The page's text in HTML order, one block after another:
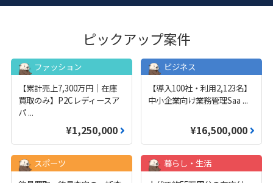
ピックアップ案件
ファッション
【累計売上7,300万円｜在庫
買取のみ】P2Cレディースア
パ ...
¥1,250,000
ビジネス
【導入100社・利用2,123名】
中小企業向け業務管理Saa ...
¥16,500,000
スポーツ
暮らし・生活